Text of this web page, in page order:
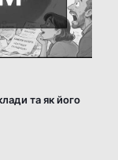
та як його